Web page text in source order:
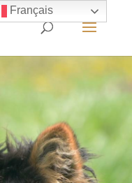
Français